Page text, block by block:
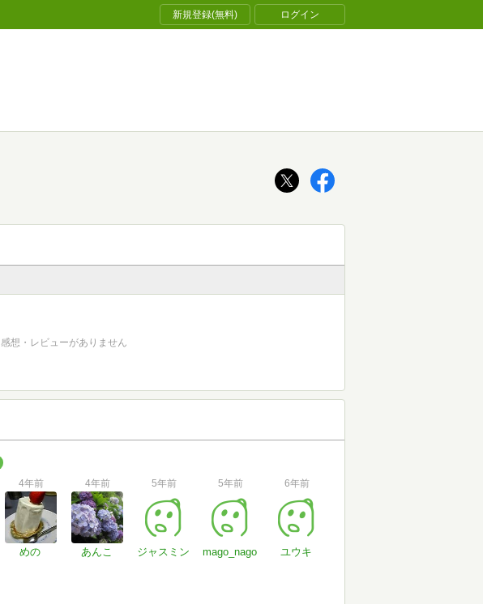
新規登録(無料) ログイン
感想・レビューがありません
4年前
めの
4年前
あんこ
5年前
ジャスミン
5年前
mago_nago
6年前
ユウキ